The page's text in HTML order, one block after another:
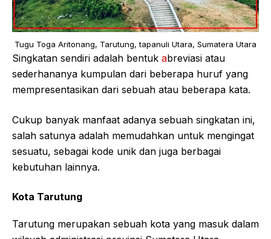
Tugu Toga Aritonang, Tarutung, tapanuli Utara, Sumatera Utara
Singkatan sendiri adalah bentuk abreviasi atau
sederhananya kumpulan dari beberapa huruf yang
mempresentasikan dari sebuah atau beberapa kata.
Cukup banyak manfaat adanya sebuah singkatan ini,
salah satunya adalah memudahkan untuk mengingat
sesuatu, sebagai kode unik dan juga berbagai
kebutuhan lainnya.
Kota Tarutung
Tarutung merupakan sebuah kota yang masuk dalam